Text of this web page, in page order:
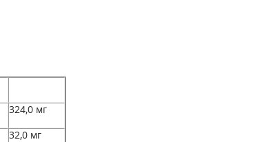
324,0 мг
32,0 мг